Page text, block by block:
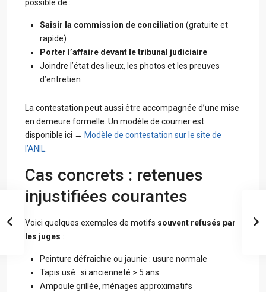
possible de :
Saisir la commission de conciliation (gratuite et
rapide)
Porter l’affaire devant le tribunal judiciaire
Joindre l’état des lieux, les photos et les preuves
d’entretien
La contestation peut aussi être accompagnée d’une mise
en demeure formelle. Un modèle de courrier est
disponible ici → Modèle de contestation sur le site de
l’ANIL.
Cas concrets : retenues
injustifiées courantes
Voici quelques exemples de motifs souvent refusés par
les juges :
Peinture défraîchie ou jaunie : usure normale
Tapis usé : si ancienneté > 5 ans
Ampoule grillée, ménages approximatifs